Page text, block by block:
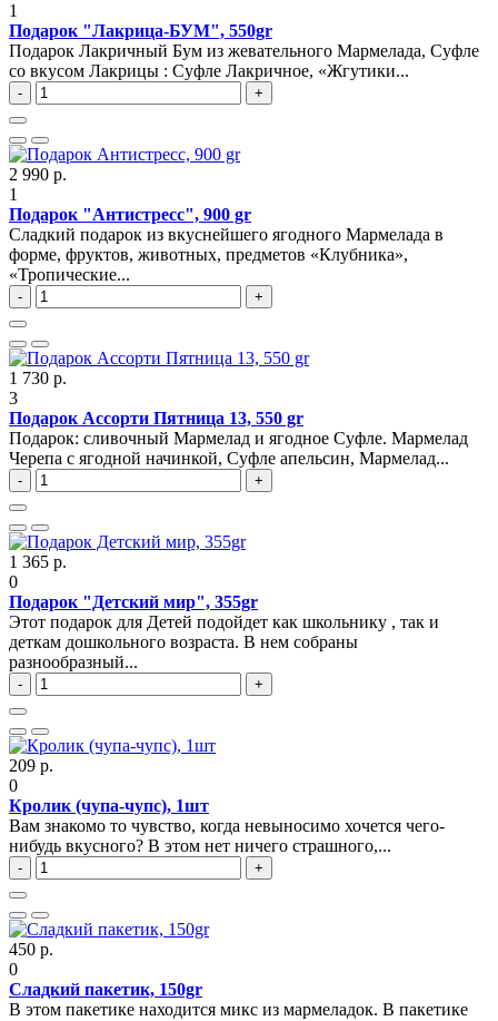
1
Подарок "Лакрица-БУМ", 550gr
Подарок Лакричный Бум из жевательного Мармелада, Суфле
со вкусом Лакрицы : Суфле Лакричное, «Жгутики...
- +
2 990 р.
1
Подарок "Антистресс", 900 gr
Сладкий подарок из вкуснейшего ягодного Мармелада в
форме, фруктов, животных, предметов «Клубника»,
«Тропические...
- +
1 730 р.
3
Подарок Ассорти Пятница 13, 550 gr
Подарок: сливочный Мармелад и ягодное Суфле. Мармелад
Черепа с ягодной начинкой, Суфле апельсин, Мармелад...
- +
1 365 р.
0
Подарок "Детский мир", 355gr
Этот подарок для Детей подойдет как школьнику , так и
деткам дошкольного возраста. В нем собраны
разнообразный...
- +
209 р.
0
Кролик (чупа-чупс), 1шт
Вам знакомо то чувство, когда невыносимо хочется чего-
нибудь вкусного? В этом нет ничего страшного,...
- +
450 р.
0
Сладкий пакетик, 150gr
В этом пакетике находится микс из мармеладок. В пакетике